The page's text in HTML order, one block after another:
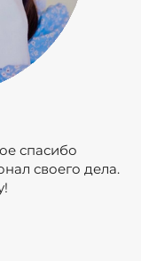
спасибо
своего дела.